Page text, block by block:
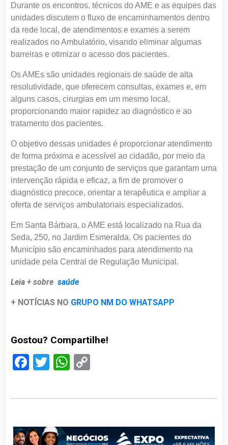
Durante os encontros, técnicos do AME e as equipes das
unidades discutem o fluxo de encaminhamentos dentro
da rede local, de atendimentos e exames a serem
realizados no Ambulatório, visando eliminar algumas
barreiras e otimizar o acesso dos pacientes.
Os AMEs são unidades regionais de saúde de alta
resolutividade, que oferecem consultas, exames e, em
alguns casos, cirurgias em um mesmo local,
proporcionando maior rapidez ao diagnóstico e ao
tratamento dos pacientes.
O objetivo dessas unidades é proporcionar atendimento
de forma próxima e acessível ao cidadão, por meio da
prestação de um conjunto de serviços que garantam uma
intervenção rápida e eficaz, a fim de promover o
diagnóstico precoce, orientar a terapêutica e ampliar a
oferta de serviços ambulatoriais especializados.
Em Santa Bárbara, o AME está localizado na Rua da
Seda, 250, no Jardim Esmeralda. Os pacientes do
Município são encaminhados para atendimento na
unidade pela Central de Regulação Municipal.
Leia + sobre saúde
+ NOTÍCIAS NO GRUPO NM DO WHATSAPP
Gostou? Compartilhe!
Facebook
TwitterWhatsApp